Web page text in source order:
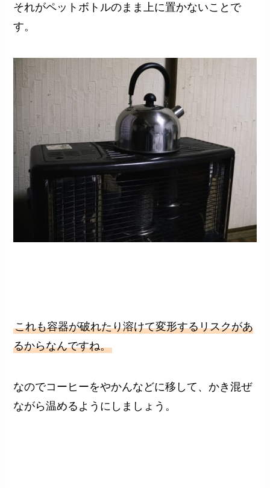
それがペットボトルのまま上に置かないことで
す。
これも容器が破れたり溶けて変形するリスクがあ
るからなんですね。
なのでコーヒーをやかんなどに移して、かき混ぜ
ながら温めるようにしましょう。